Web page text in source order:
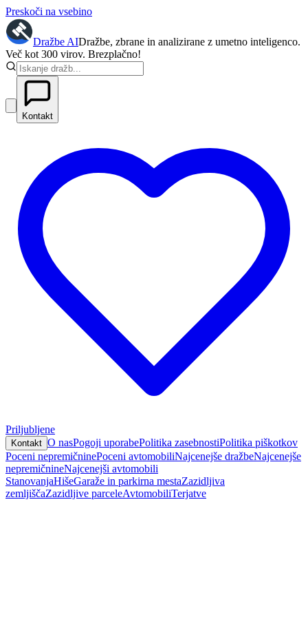
Preskoči na vsebino
Dražbe AIDražbe, zbrane in analizirane z umetno inteligenco.
Več kot 300 virov. Brezplačno!
Kontakt
Priljubljene
Kontakt O nasPogoji uporabePolitika zasebnostiPolitika piškotkov
Poceni nepremičninePoceni avtomobiliNajcenejše dražbeNajcenejše
nepremičnineNajcenejši avtomobili
StanovanjaHišeGaraže in parkirna mestaZazidljiva
zemljiščaZazidljive parceleAvtomobiliTerjatve